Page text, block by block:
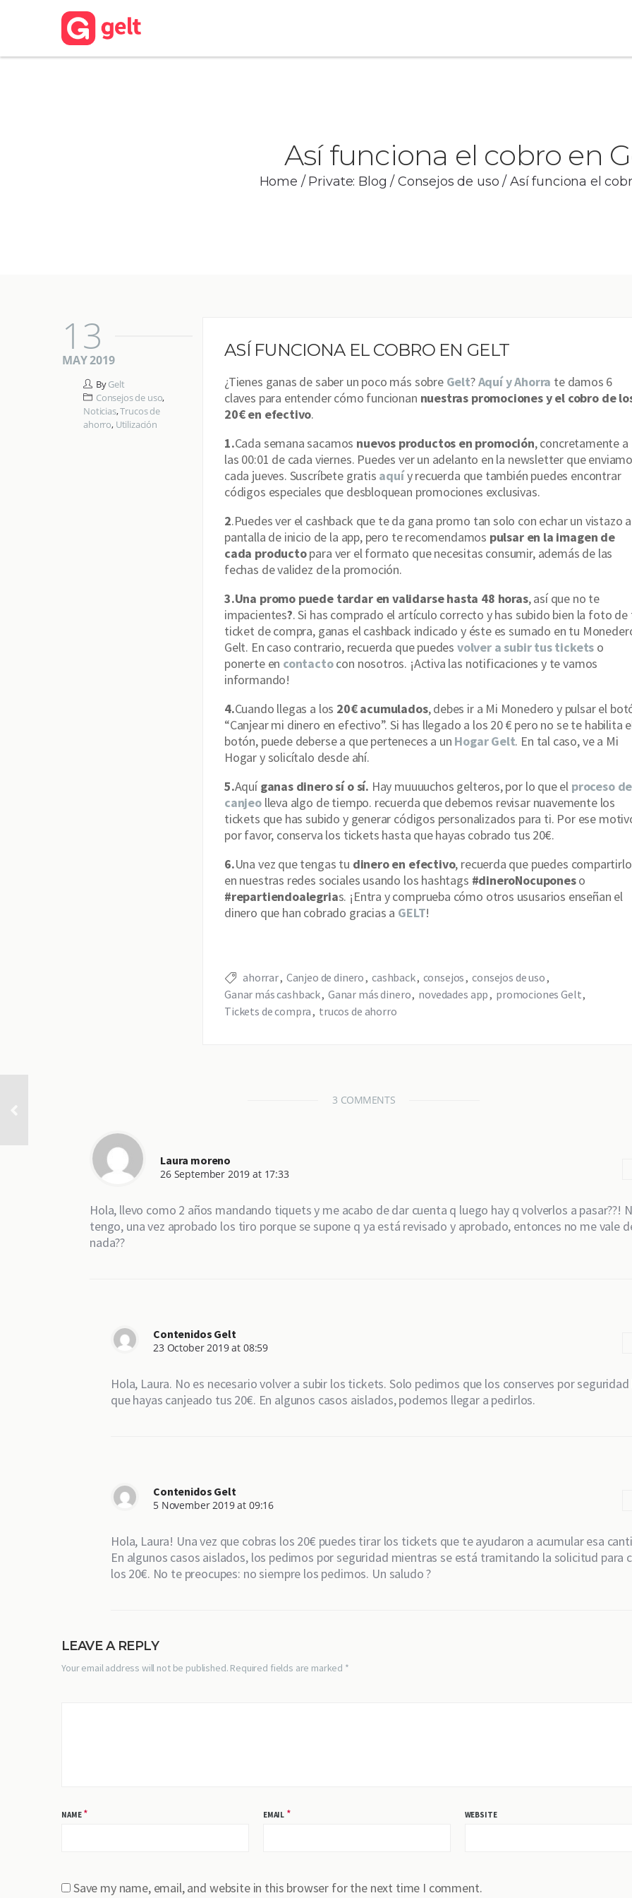
Así funciona el cobro en
Home / Private: Blog / Consejos de uso / Así funciona el
ASÍ FUNCIONA EL COBRO EN GELT
¿Tienes ganas de saber un poco más sobre Gelt?Aquí y Ahorra te damos 6
claves para entender cómo funcionan nuestras promociones y el cobro de
20€ en efectivo.
1.Cada semana sacamos nuevos productos en promoción, concretamente a
las 00:01 de cada viernes. Puedes ver un adelanto en la newsletter que
cada jueves. Suscríbete gratis aquíy recuerda que también puedes encontrar
códigos especiales que desbloquean promociones exclusivas.
2.Puedes ver el cashback que te da gana promo tan solo con echar un vistazo
pantalla de inicio de la app, pero te recomendamos pulsar en la imagen de
cada productopara ver el formato que necesitas consumir, además de las
fechas de validez de la promoción.
3.Una promo puede tardar en validarse hasta 48 horas, así que no te
impacientes?. Si has comprado el artículo correcto y has subido bien la foto de
ticket de compra, ganas el cashback indicado y éste es sumado en tu
Gelt. En caso contrario, recuerda que puedes volver a subir tus tickets o
ponerte en contactocon nosotros. ¡Activa las notificaciones y te vamos
informando!
4.Cuando llegas a los 20€ acumulados, debes ir a Mi Monedero y pulsar el
“Canjear mi dinero en efectivo”. Si has llegado a los 20 € pero no se te habilita
botón, puede deberse a que perteneces a un Hogar Gelt. En tal caso, ve a Mi
Hogar y solicítalo desde ahí.
5.Aquí ganas dinero sí o sí. Hay muuuuchos gelteros, por lo que el proceso de
canjeo lleva algo de tiempo. recuerda que debemos revisar nuavemente los
tickets que has subido y generar códigos personalizados para ti. Por ese
por favor, conserva los tickets hasta que hayas cobrado tus 20€.
6.Una vez que tengas tu dineroen efectivo, recuerda que puedes compartirlo
en nuestras redes sociales usando los hashtags #dineroNocuponeso
#repartiendoalegrias. ¡Entra y comprueba cómo otros ususarios enseñan el
dinero que han cobrado gracias a GELT!
ahorrar Canjeo de dinero cashback consejos
consejos de uso
Ganar más cashback Ganar más dinero novedades app
promociones Gelt
Tickets de compra
trucos de ahorro
13
MAY 2019
ByGelt
Consejos de uso,
Noticias,Trucos de
ahorro, Utilización
3 COMMENTS
Laura moreno
26 September 2019 at 17:33
Hola, llevo como 2 años mandando tiquets y me acabo de dar cuenta q luego hay q volverlos a pasar??!
tengo, una vez aprobado los tiro porque se supone q ya está revisado y aprobado, entonces no me vale
nada??
Contenidos Gelt
23 October 2019 at 08:59
Hola, Laura. No es necesario volver a subir los tickets. Solo pedimos que los conserves por
que hayas canjeado tus 20€. En algunos casos aislados, podemos llegar a pedirlos.
Contenidos Gelt
5 November 2019 at 09:16
Hola, Laura! Una vez que cobras los 20€ puedes tirar los tickets que te ayudaron a acumular esa
En algunos casos aislados, los pedimos por seguridad mientras se está tramitando la solicitud para
los 20€. No te preocupes: no siempre los pedimos. Un saludo ?
LEAVE A REPLY
Your email address will not be published. Required fields are marked *
NAME * EMAIL * WEBSITE
Save my name, email, and website in this browser for the next time I comment.